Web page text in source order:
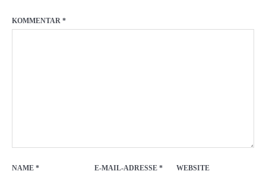
KOMMENTAR *
NAME * E-MAIL-ADRESSE * WEBSITE